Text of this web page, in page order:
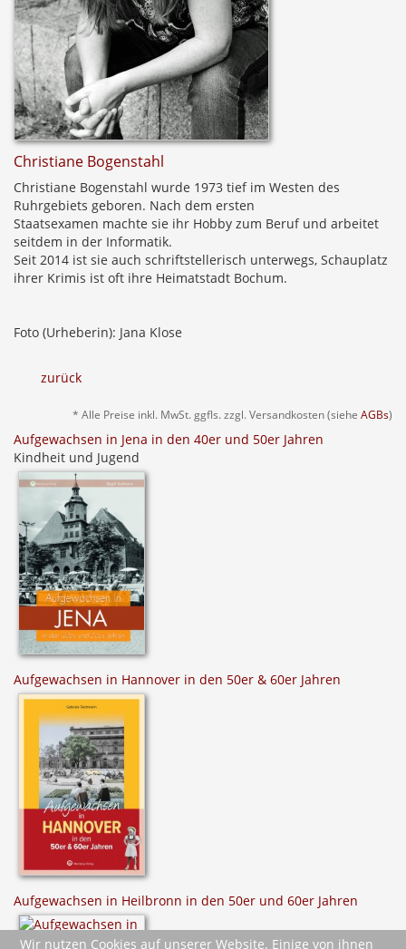
Christiane Bogenstahl
Christiane Bogenstahl wurde 1973 tief im Westen des
Ruhrgebiets geboren. Nach dem ersten
Staatsexamen machte sie ihr Hobby zum Beruf und arbeitet
seitdem in der Informatik.
Seit 2014 ist sie auch schriftstellerisch unterwegs, Schauplatz
ihrer Krimis ist oft ihre Heimatstadt Bochum.
Foto (Urheberin): Jana Klose
zurück
* Alle Preise inkl. MwSt. ggfls. zzgl. Versandkosten (siehe AGBs)
Aufgewachsen in Jena in den 40er und 50er Jahren
Kindheit und Jugend
Aufgewachsen in Hannover in den 50er & 60er Jahren
Aufgewachsen in Heilbronn in den 50er und 60er Jahren
Wir nutzen Cookies auf unserer Website. Einige von ihnen